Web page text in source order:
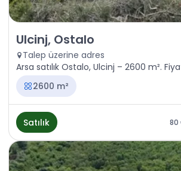
Satılık - Arazi Ulcinj, Ostalo
Ulcinj, Ostalo
Talep üzerine adres
Arsa satılık Ostalo, Ulcinj – 2600 m².
2600 m²
Satılık 80